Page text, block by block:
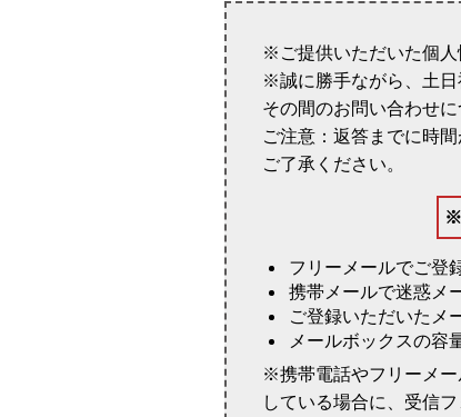
ご提供いただいた個
誠に勝手ながら、土
その間のお問い合わせ
ご注意：返答までに時
ご了承ください。
※
フリーメールでご登
携帯メールで迷惑メ
ご登録いただいたメ
メールボックスの容
携帯電話やフリーメ
している場合に、受信